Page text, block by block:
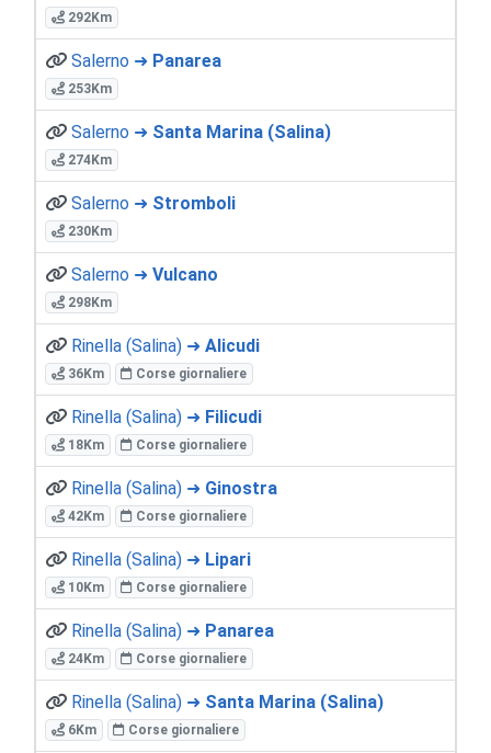
292Km
Salerno ➜ Panarea
253Km
Salerno ➜ Santa Marina (Salina)
274Km
Salerno ➜ Stromboli
230Km
Salerno ➜ Vulcano
298Km
Rinella (Salina) ➜ Alicudi
36Km Corse giornaliere
Rinella (Salina) ➜ Filicudi
18Km Corse giornaliere
Rinella (Salina) ➜ Ginostra
42Km Corse giornaliere
Rinella (Salina) ➜ Lipari
10Km Corse giornaliere
Rinella (Salina) ➜ Panarea
24Km Corse giornaliere
Rinella (Salina) ➜ Santa Marina (Salina)
6Km Corse giornaliere